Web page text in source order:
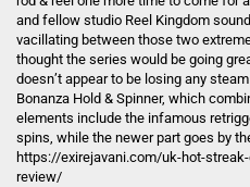
and fellow studio Reel Kingdom
vacillating between those two
thought the series would be going
doesn’t appear to be losing any
Bonanza Hold & Spinner, which
elements include the infamous
spins, while the newer part goes by
https://exirejavani.com/uk-hot-
review/